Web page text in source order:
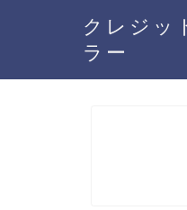
クレジッ
ラー